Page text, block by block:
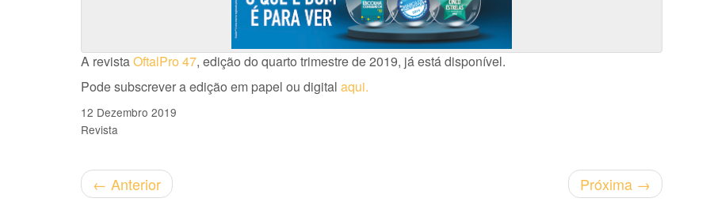
A revistaOftalPro 47, edição do quarto trimestre de 2019, já está disponível.
Pode subscrever a edição em papel ou digital aqui.
12 Dezembro 2019
Revista
← Anterior Próxima →